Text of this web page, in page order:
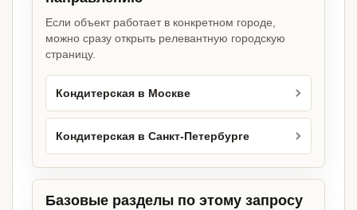
Если объект работает в конкретном городе,
можно сразу открыть релевантную городскую
страницу.
Кондитерская в Москве
Кондитерская в Санкт-Петербурге
Базовые разделы по этому запросу